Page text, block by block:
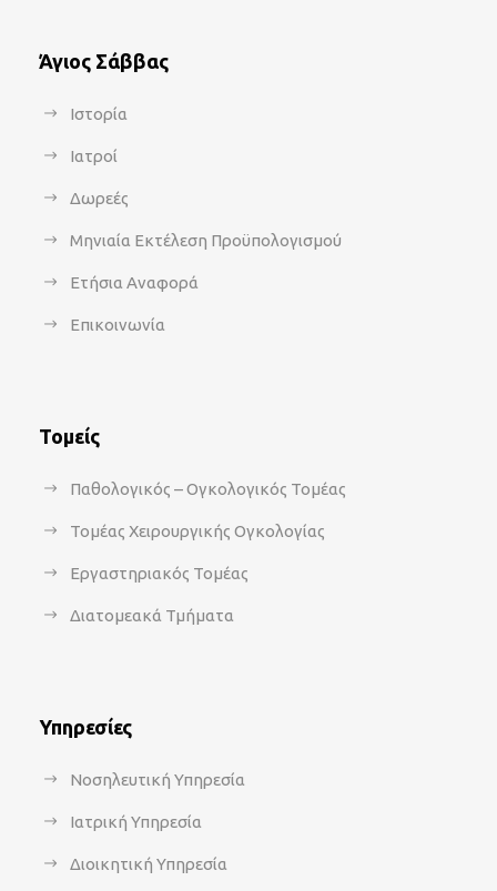
Άγιος Σάββας
Ιστορία
Ιατροί
Δωρεές
Μηνιαία Εκτέλεση Προϋπολογισμού
Ετήσια Αναφορά
Επικοινωνία
Τομείς
Παθολογικός – Ογκολογικός Τομέας
Τομέας Χειρουργικής Ογκολογίας
Εργαστηριακός Τομέας
Διατομεακά Τμήματα
Υπηρεσίες
Νοσηλευτική Υπηρεσία
Ιατρική Υπηρεσία
Διοικητική Υπηρεσία